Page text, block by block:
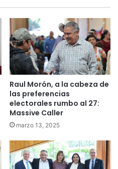
Raul Morón, a la cabeza de
las preferencias
electorales rumbo al 27:
Massive Caller
marzo 13, 2025